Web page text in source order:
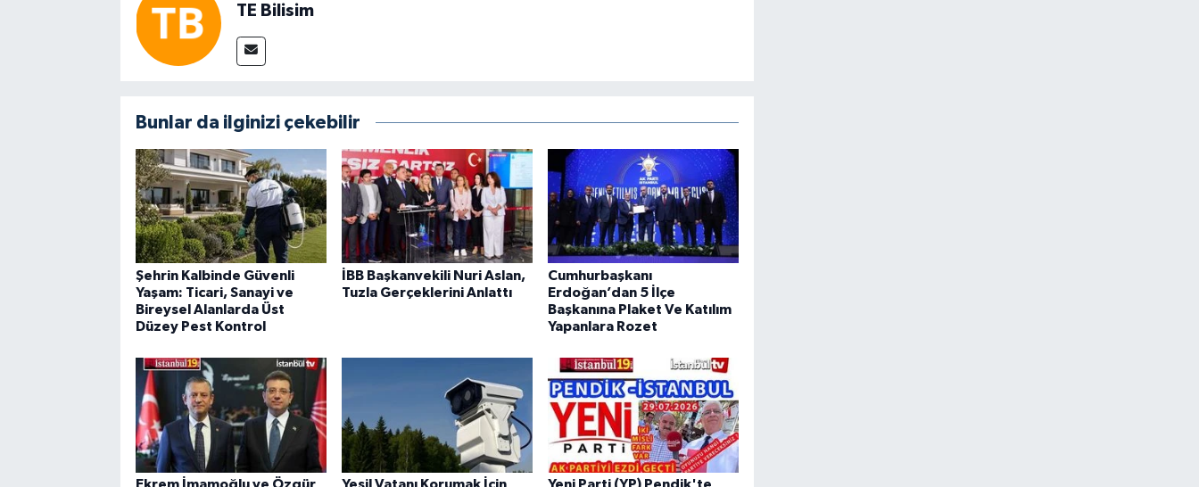
TE Bilisim
Bunlar da ilginizi çekebilir
Şehrin Kalbinde Güvenli
Yaşam: Ticari, Sanayi ve
Bireysel Alanlarda Üst
Düzey Pest Kontrol
İBB Başkanvekili Nuri Aslan,
Tuzla Gerçeklerini Anlattı
Cumhurbaşkanı
Erdoğan’dan 5 İlçe
Başkanına Plaket Ve Katılım
Yapanlara Rozet